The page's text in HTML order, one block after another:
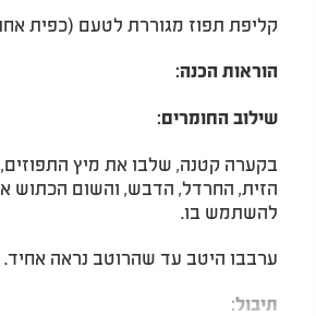
קליפת תפוז מגוררת לטעם (כפית
הוראות הכנה:
שילוב החומרים:
בקערה קטנה, שלבו את מיץ התפוזים,
הזית, החרדל, הדבש, והשום הכתוש
להשתמש בו.
ערבבו היטב עד שהרוטב נראה אחיד.
תיבול: